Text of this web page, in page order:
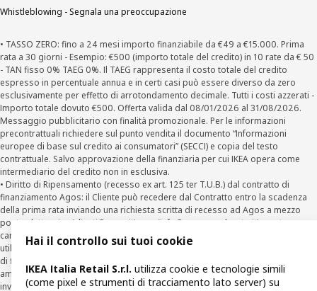
Whistleblowing - Segnala una preoccupazione
• TASSO ZERO: fino a 24 mesi importo finanziabile da €49 a €15.000. Prima
rata a 30 giorni - Esempio: €500 (importo totale del credito) in 10 rate da € 50
- TAN fisso 0% TAEG 0%. Il TAEG rappresenta il costo totale del credito
espresso in percentuale annua e in certi casi può essere diverso da zero
esclusivamente per effetto di arrotondamento decimale. Tutti i costi azzerati -
Importo totale dovuto €500. Offerta valida dal 08/01/2026 al 31/08/2026.
Messaggio pubblicitario con finalità promozionale. Per le informazioni
precontrattuali richiedere sul punto vendita il documento “Informazioni
europee di base sul credito ai consumatori” (SECCI) e copia del testo
contrattuale. Salvo approvazione della finanziaria per cui IKEA opera come
intermediario del credito non in esclusiva.
• Diritto di Ripensamento (recesso ex art. 125 ter T.U.B.) dal contratto di
finanziamento Agos: il Cliente può recedere dal Contratto entro la scadenza
della prima rata inviando una richiesta scritta di recesso ad Agos a mezzo
posta elettronica ( clienti@agos.it), pec (info@pec.agosducato.it), posta
cartacea (Viale Fulvio Testi, 280 - 20126 Milano) e per via telematica –
utilizzando la funzionalità sul sitowww.agos.it(“Recesso”) - anche per richieste
di finanziamento effettuate con canali a distanza. In caso di pre-
ammortamento, la comunicazione di recesso da parte del Cliente deve essere
inviata, con le modalità di cui sopra entro 30 giorni dalla data di accettazione
Hai il controllo sui tuoi cookie
IKEA Italia Retail S.r.l. utilizza cookie e tecnologie simili
(come pixel e strumenti di tracciamento lato server) su